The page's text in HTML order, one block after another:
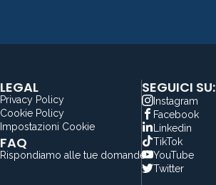
LEGAL
Privacy Policy
Cookie Policy
Impostazioni Cookie
FAQ
Rispondiamo alle tue domande
SEGUICI SU:
Instagram
Facebook
Linkedin
TikTok
YouTube
Twitter